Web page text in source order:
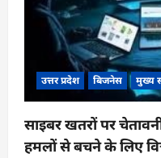
उत्तर प्रदेश बिजनेस मुख्य
साइबर खतरों पर
हमलों से बचने के लिए